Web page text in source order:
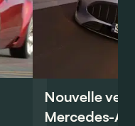
Nouvelle
Mercedes-